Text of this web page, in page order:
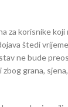
za korisnike koji
štedi
ne bude
grana,